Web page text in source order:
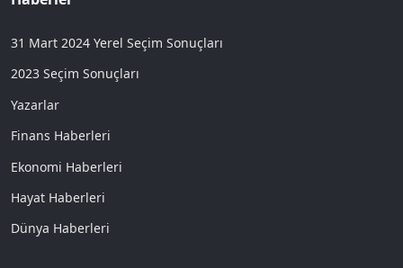
31 Mart 2024 Yerel Seçim Sonuçları
2023 Seçim Sonuçları
Yazarlar
Finans Haberleri
Ekonomi Haberleri
Hayat Haberleri
Dünya Haberleri